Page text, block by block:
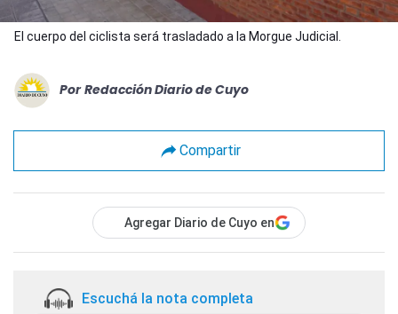
El cuerpo del ciclista será trasladado a la Morgue Judicial.
Por Redacción Diario de Cuyo
Compartir
Agregar Diario de Cuyo en
Escuchá la nota completa